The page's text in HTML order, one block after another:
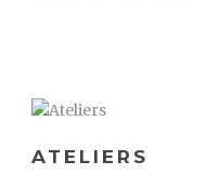
ATELIERS